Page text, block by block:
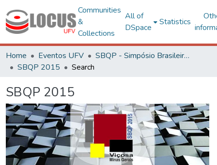
Communities
&
Collections
All of
DSpace
Statistics
Home Eventos UFV
SBQP - Simpósio Brasileiro de Qualidade do Projeto no Ambiente Construído
SBQP 2015
Search
SBQP 2015